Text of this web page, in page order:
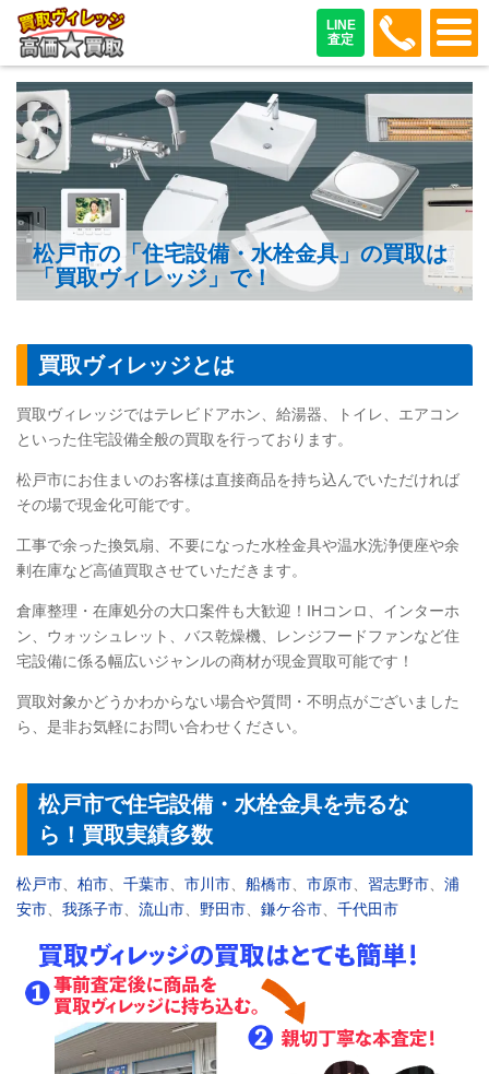
LINE
査定
048-
松戸市の「住宅設備・水栓金具」の買取は
「買取ヴィレッジ」で！
買取ヴィレッジとは
買取ヴィレッジではテレビドアホン、給湯器、トイレ、エアコン
といった住宅設備全般の買取を行っております。
松戸市にお住まいのお客様は直接商品を持ち込んでいただければ
その場で現金化可能です。
工事で余った換気扇、不要になった水栓金具や温水洗浄便座や余
剰在庫など高値買取させていただきます。
倉庫整理・在庫処分の大口案件も大歓迎！IHコンロ、インターホ
ン、ウォッシュレット、バス乾燥機、レンジフードファンなど住
宅設備に係る幅広いジャンルの商材が現金買取可能です！
買取対象かどうかわからない場合や質問・不明点がございました
ら、是非お気軽にお問い合わせください。
松戸市で住宅設備・水栓金具を売るな
ら！買取実績多数
松戸市 柏市 千葉市 市川市 船橋市 市原市 習志野市
浦
安市
我孫子市 流山市 野田市 鎌ケ谷市 千代田市